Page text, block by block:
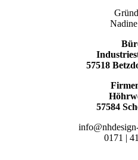
57518
57584
0171 |